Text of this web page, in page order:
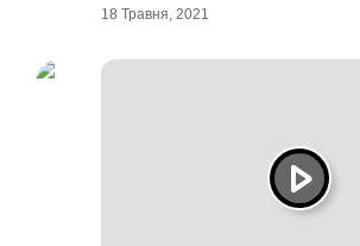
18 Травня, 2021